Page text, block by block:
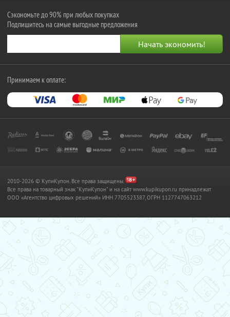
Сэкономьте до 90% при любых покупках
Подпишитесь на самые выгодные предложения
Принимаем к оплате:
2010-2026 © КупиКупон. Все права защищены.
Все права на товарный знак "КупиКупон" и на сайт www.kupikupon.ru принадлежат
OOO «Агентство цифровых решений» ИНН 7705523387, ОГРН 1127747063212